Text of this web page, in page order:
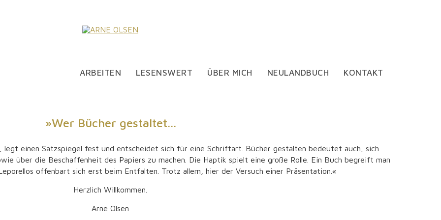
ARBEITEN LESENSWERT ÜBER MICH NEULANDBUCH KONTAKT
»Wer Bücher gestaltet...
einen Satzspiegel fest und entscheidet sich für eine Schriftart. Bücher gestalten bedeutet auch, sich
über die Beschaffenheit des Papiers zu machen. Die Haptik spielt eine große Rolle. Ein Buch begreift man
offenbart sich erst beim Entfalten. Trotz allem, hier der Versuch einer Präsentation.«
Herzlich Willkommen.
Arne Olsen